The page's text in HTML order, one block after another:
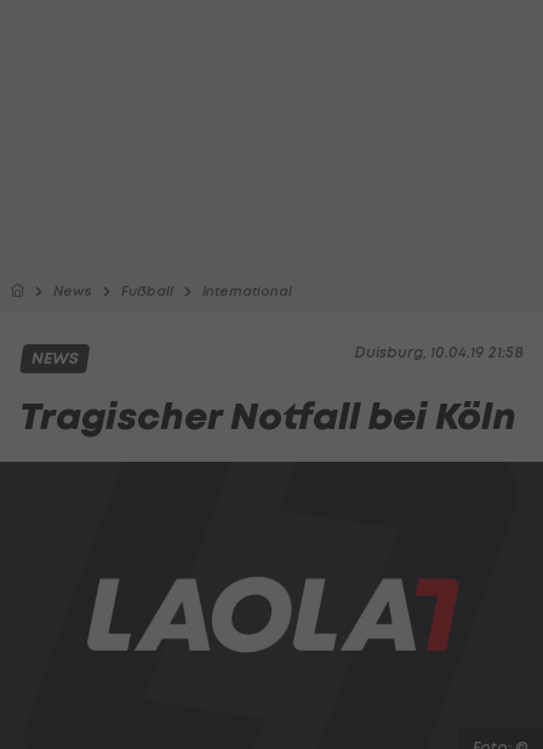
News Fußball International
Duisburg, 10.04.19 21:58
NEWS
Tragischer Notfall bei Köln